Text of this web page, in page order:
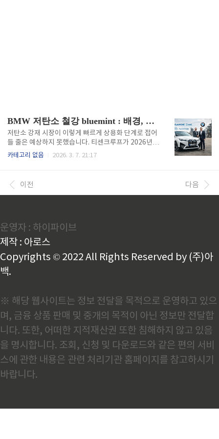
BMW 저탄소 철강 bluemint : 배경, Mass Balance, 프리미엄 책정
저탄소 강재 시장이 이렇게 빠르게 상용화 단계로 접어
들 줄은 예상하지 못했습니다. 티센크루프가 2026년부
터 BMW에 bluemint 저탄소 강재를 공급한다는 소식
즘 경쟁사들의 저탄소 강재 뉴스가 끊이지 않는데, 어느
곳은 전기로 기반이고, 이번엔 Mass Balance 방식으
에 공급하는 bluemint 강재는 독일 뒤스부르크(Duis
burg) 제철소에서 생산됩니다. 여기서 핵심은 기존 고
로(BOF, Blast Oxygen Furnace)..
카테고리 없음 2026. 3. 7. 21:17
이전 다음
운영자 : 하이파이브
제작 : 아로스
Copyrights © 2022 All Rights Reserved by (주)아
백.
※ 해당 웹사이트는 정보 전달을 목적으로 운영하고 있으
며, 금융 상품 판매 및 중개의 목적이 아닌 정보만 전달합
니다. 또한, 어떠한 지적재산권 또한 침해하지 않고 있음
을 명시합니다. 조회, 신청 및 다운로드와 같은 편의 서비
스에 관한 내용은 관련 처리기관 홈페이지를 참고하시기
바랍니다.